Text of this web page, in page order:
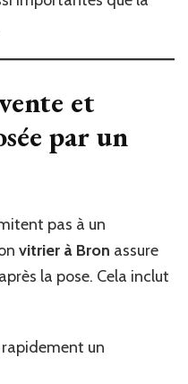
et
par un
pas à un
vitrier à Bron assure
la pose. Cela inclut
un